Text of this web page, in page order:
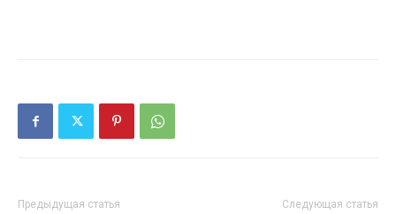
Предыдущая статья Следующая статья